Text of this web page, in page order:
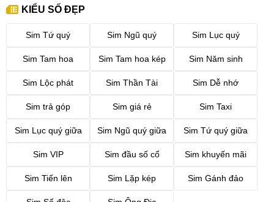
KIỂU SỐ ĐẸP
Sim Tứ quý Sim Ngũ quý Sim Lục quý
Sim Tam hoa Sim Tam hoa kép Sim Năm sinh
Sim Lộc phát Sim Thần Tài Sim Dễ nhớ
Sim trả góp Sim giá rẻ Sim Taxi
Sim Lục quý giữa Sim Ngũ quý giữa Sim Tứ quý giữa
Sim VIP Sim đầu số cổ Sim khuyến mãi
Sim Tiến lên Sim Lặp kép Sim Gánh đảo